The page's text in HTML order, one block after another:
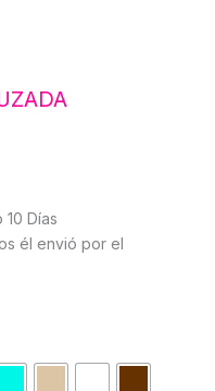
Días
él envió por el